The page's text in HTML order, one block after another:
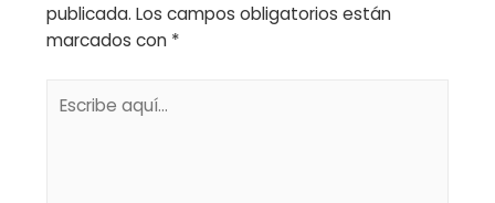
publicada. Los campos obligatorios están
marcados con *
aquí...